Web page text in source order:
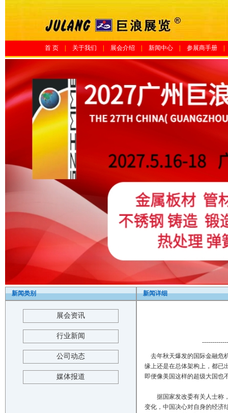
首 页 关于我们 展会介绍 新闻中心 参展商手册|
新闻类别
展会资讯
行业新闻
公司动态
媒体报道
新闻详细
去年秋天爆发的国际金融危
缘上还是在总体架构上，都已
即便像美国这样的超级大国也
据国家发改委有关人士称，
变化，中国决心对自身的经济